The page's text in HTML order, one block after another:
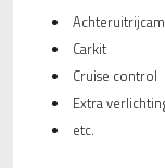
Carkit
Cruise control
Extra
etc.